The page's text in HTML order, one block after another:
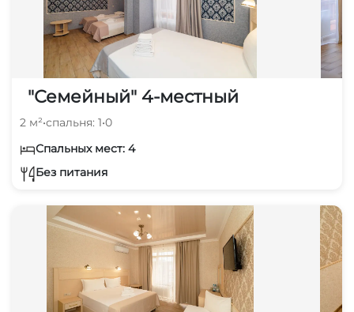
"Семейный" 4-местный
2 м²•спальня: 1•0
Спальных мест: 4
Без питания